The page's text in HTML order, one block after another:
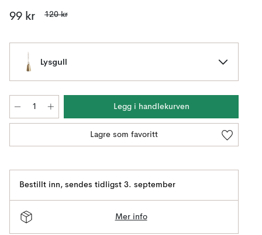
99 kr 120 kr
Lysgull
Legg i handlekurven
Lagre som favoritt
Bestillt inn, sendes tidligst 3. september
Mer info